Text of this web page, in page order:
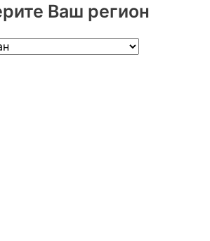
Ваш регион